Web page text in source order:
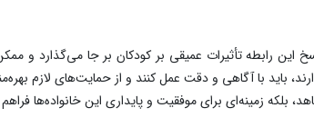
این رابطه تأثیرات عمیقی بر کودکان بر جا می‌گذارد
باید با آگاهی و دقت عمل کنند و از حمایت‌های لازم
بلکه زمینه‌ای برای موفقیت و پایداری این خانواده‌ها